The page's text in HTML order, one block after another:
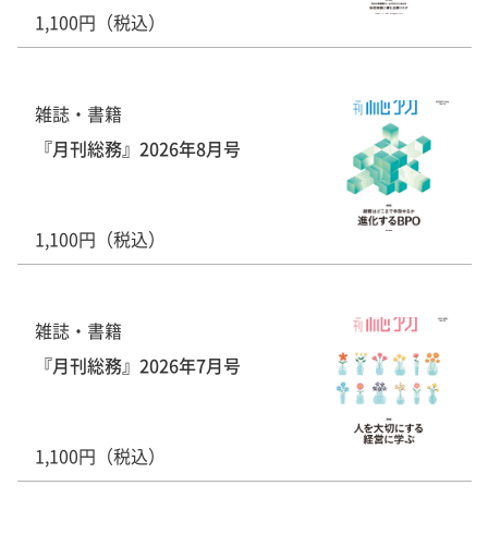
1,100円（税込）
雑誌・書籍
『月刊総務』2026年8月号
1,100円（税込）
雑誌・書籍
『月刊総務』2026年7月号
1,100円（税込）